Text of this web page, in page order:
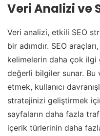
Veri Analizi ve
Veri analizi, etkili SEO
bir adımdır. SEO
kelimelerin daha çok
değerli bilgiler sunar.
etmek, kullanıcı
stratejinizi geliştirmek
sayfaların daha fazla
içerik türlerinin daha